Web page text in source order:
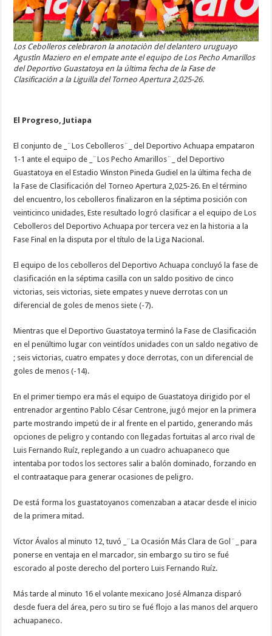
Los Cebolleros celebraron la anotaciòn del delantero uruguayo
Agustìn Maziero en el empate ante el equipo de Los Pecho Amarillos
del Deportivo Guastatoya en la última fecha de la Fase de
Clasificación a la Liguilla del Torneo Apertura 2,025-26.
El Progreso, Jutiapa
El conjunto de _¨Los Cebolleros¨_ del Deportivo Achuapa empataron
1-1 ante el equipo de _¨Los Pecho Amarillos¨_ del Deportivo
Guastatoya en el Estadio Winston Pineda Gudiel en la última fecha de
la Fase de Clasificación del Torneo Apertura 2,025-26. En el término
del encuentro, los cebolleros finalizaron en la séptima posición con
veinticinco unidades, Este resultado logró clasificar a el equipo de Los
Cebolleros del Deportivo Achuapa por tercera vez en la historia a la
Fase Final en la disputa por el título de la Liga Nacional.
El equipo de los cebolleros del Deportivo Achuapa concluyó la fase de
clasificación en la séptima casilla con un saldo positivo de cinco
victorias, seis victorias, siete empates y nueve derrotas con un
diferencial de goles de menos siete (-7).
Mientras que el Deportivo Guastatoya terminó la Fase de Clasificación
en el penúltimo lugar con veintídos unidades con un saldo negativo de
; seis victorias, cuatro empates y doce derrotas, con un diferencial de
goles de menos (-14).
En el primer tiempo era más el equipo de Guastatoya dirigido por el
entrenador argentino Pablo César Centrone, jugó mejor en la primera
parte mostrando impetú de ir al frente en el partido, generando más
opciones de peligro y contando con llegadas fortuitas al arco rival de
Luis Fernando Ruíz, replegando a un cuadro achuapaneco que
intentaba por todos los sectores salir a balón dominado, forzando en
el contraataque para generar ocasiones de peligro.
De está forma los guastatoyanos comenzaban a atacar desde el inicio
de la primera mitad.
Víctor Ávalos al minuto 12, tuvó _¨La Ocasión Más Clara de Gol¨_ para
ponerse en ventaja en el marcador, sin embargo su tiro se fué
escorado al poste derecho del portero Luis Fernando Ruíz.
Más tarde al minuto 16 el volante mexicano José Almanza disparó
desde fuera del área, pero su tiro se fué flojo a las manos del arquero
achuapaneco.